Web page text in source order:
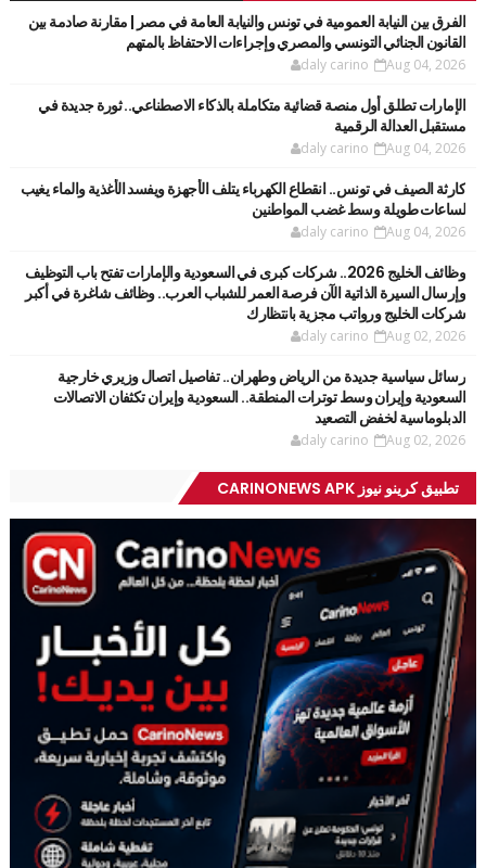
الفرق بين النيابة العمومية في تونس والنيابة العامة في مصر | مقارنة صادمة بين
القانون الجنائي التونسي والمصري وإجراءات الاحتفاظ بالمتهم
daly carino Aug 04, 2026
الإمارات تطلق أول منصة قضائية متكاملة بالذكاء الاصطناعي.. ثورة جديدة في
مستقبل العدالة الرقمية
daly carino Aug 04, 2026
كارثة الصيف في تونس.. انقطاع الكهرباء يتلف الأجهزة ويفسد الأغذية والماء يغيب
لساعات طويلة وسط غضب المواطنين
daly carino Aug 04, 2026
وظائف الخليج 2026.. شركات كبرى في السعودية والإمارات تفتح باب التوظيف
وإرسال السيرة الذاتية الآن فرصة العمر للشباب العرب.. وظائف شاغرة في أكبر
شركات الخليج ورواتب مجزية بانتظارك
daly carino Aug 02, 2026
رسائل سياسية جديدة من الرياض وطهران.. تفاصيل اتصال وزيري خارجية
السعودية وإيران وسط توترات المنطقة.. السعودية وإيران تكثفان الاتصالات
الدبلوماسية لخفض التصعيد
daly carino Aug 02, 2026
تطبيق كرينو نيوز CARINONEWS APK